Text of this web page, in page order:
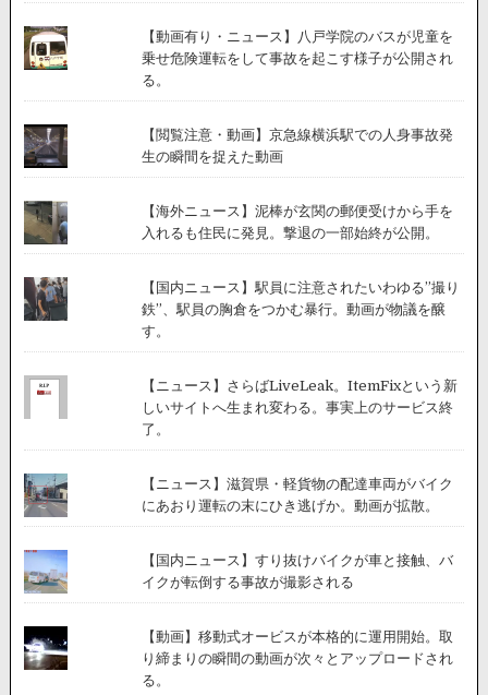
込
む
絡
む
多
事
故。
人
が
負
【動画有り・ニュース】八戸学院のバスが児童を
乗せ危険運転をして事故を起こす様子が公開され
る。
【閲覧注意・動画】京急線横浜駅での人身事故発
生の瞬間を捉えた動画
【海外ニュース】泥棒が玄関の郵便受けから手を
入れるも住民に発見。撃退の一部始終が公開。
【国内ニュース】駅員に注意されたいわゆる”撮り
鉄”、駅員の胸倉をつかむ暴行。動画が物議を醸
す。
【ニュース】さらばLiveLeak。ItemFixという新
しいサイトへ生まれ変わる。事実上のサービス終
了。
【ニュース】滋賀県・軽貨物の配達車両がバイク
にあおり運転の末にひき逃げか。動画が拡散。
【国内ニュース】すり抜けバイクが車と接触、バ
イクが転倒する事故が撮影される
【動画】移動式オービスが本格的に運用開始。取
り締まりの瞬間の動画が次々とアップロードされ
る。